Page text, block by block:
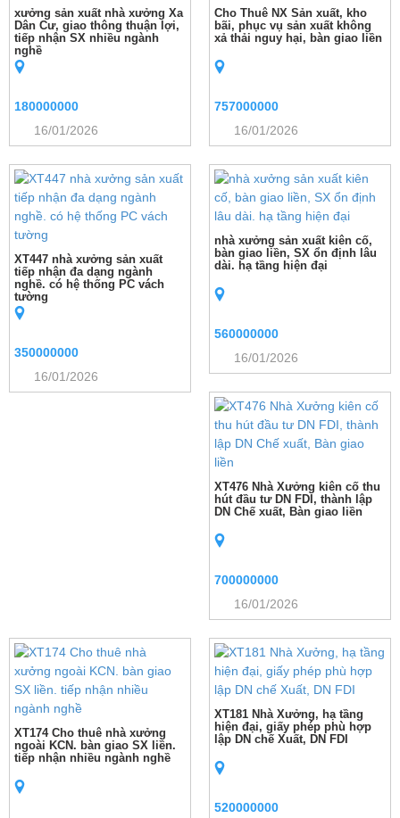
xưởng sản xuất nhà xưởng Xa
Dân Cư, giao thông thuận lợi,
tiếp nhận SX nhiều ngành
nghề
180000000
16/01/2026
Cho Thuê NX Sản xuất, kho
bãi, phục vụ sản xuất không
xả thải nguy hại, bàn giao liền
757000000
16/01/2026
XT447 nhà xưởng sản xuất
tiếp nhận đa dạng ngành
nghề. có hệ thống PC vách
tường
350000000
16/01/2026
nhà xưởng sản xuất kiên cố,
bàn giao liền, SX ổn định lâu
dài. hạ tầng hiện đại
560000000
16/01/2026
XT476 Nhà Xưởng kiên cố thu
hút đầu tư DN FDI, thành lập
DN Chế xuất, Bàn giao liền
700000000
16/01/2026
XT174 Cho thuê nhà xưởng
ngoài KCN. bàn giao SX liền.
tiếp nhận nhiều ngành nghề
XT181 Nhà Xưởng, hạ tầng
hiện đại, giấy phép phù hợp
lập DN chế Xuất, DN FDI
520000000